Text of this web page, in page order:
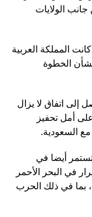
الولايات
المملكة العربية
الخطوة
إلى اتفاق لا يزال
أمل تحفيز
السعودية.
أيضا في
في البحر الأحمر
بما في ذلك الحرب